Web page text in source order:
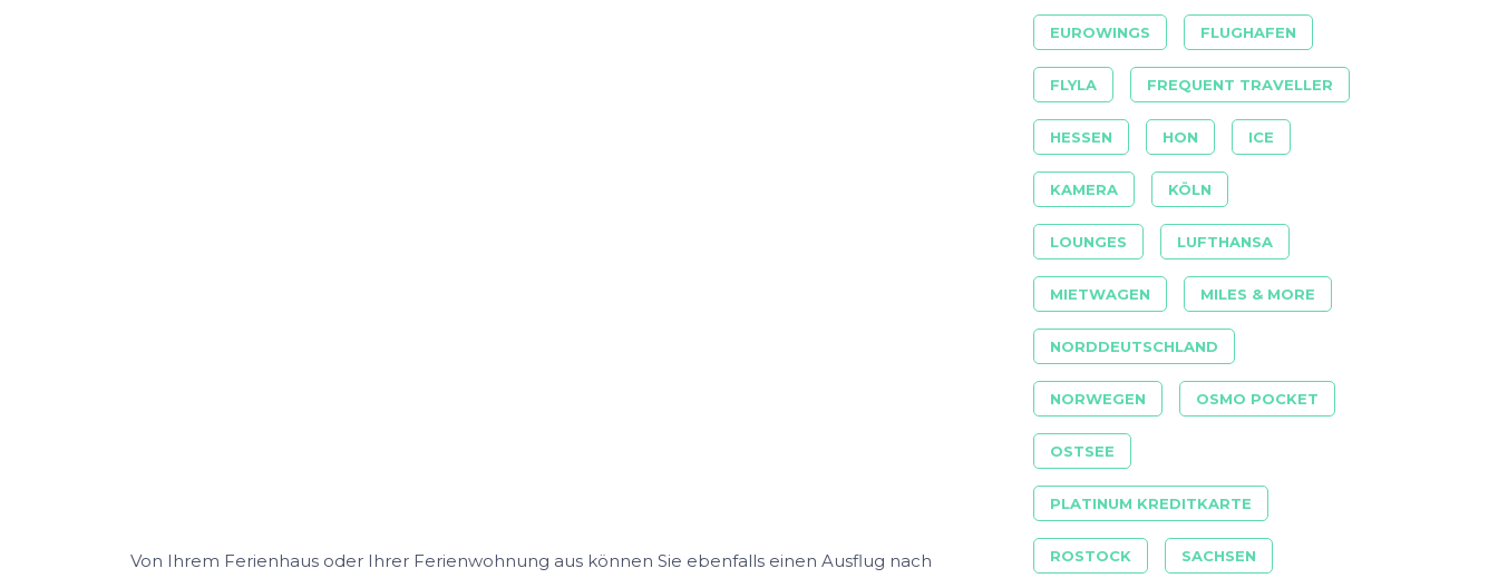
Von Ihrem Ferienhaus oder Ihrer Ferienwohnung aus können Sie ebenfalls einen Ausflug nach
EUROWINGS FLUGHAFEN
FLYLA FREQUENT TRAVELLER
HESSEN HON ICE
KAMERA KÖLN
LOUNGES LUFTHANSA
MIETWAGEN MILES & MORE
NORDDEUTSCHLAND
NORWEGEN OSMO POCKET
OSTSEE
PLATINUM KREDITKARTE
ROSTOCK SACHSEN